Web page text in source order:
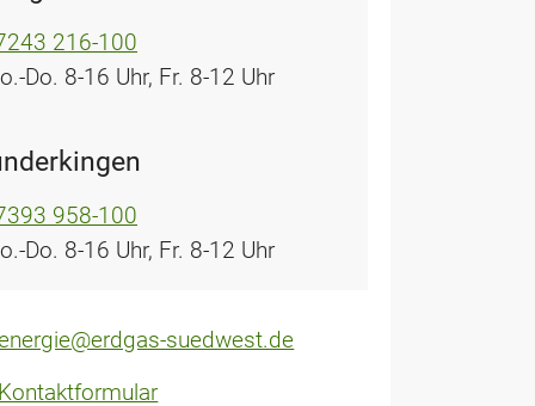
216-100
Do. 8-16 Uhr, Fr. 8-12 Uhr
958-100
Do. 8-16 Uhr, Fr. 8-12 Uhr
suedwest.de
Kontaktformular